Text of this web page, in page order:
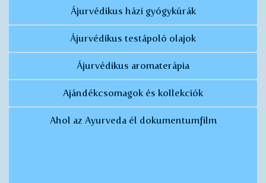
Ájurvédikus házi gyógykúrák
Ájurvédikus testápoló olajok
Ájurvédikus aromaterápia
Ajándékcsomagok és kollekciók
Ahol az Ayurveda él dokumentumfilm